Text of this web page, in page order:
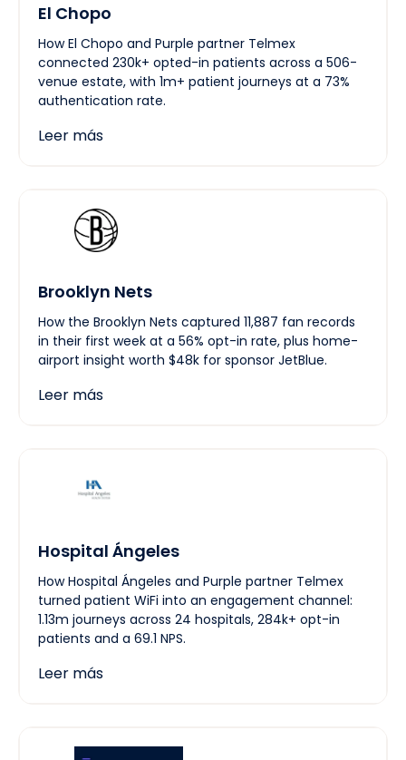
El Chopo
How El Chopo and Purple partner Telmex
connected 230k+ opted-in patients across a 506-
venue estate, with 1m+ patient journeys at a 73%
authentication rate.
Leer más
Brooklyn Nets
How the Brooklyn Nets captured 11,887 fan records
in their first week at a 56% opt-in rate, plus home-
airport insight worth $48k for sponsor JetBlue.
Leer más
Hospital Ángeles
How Hospital Ángeles and Purple partner Telmex
turned patient WiFi into an engagement channel:
1.13m journeys across 24 hospitals, 284k+ opt-in
patients and a 69.1 NPS.
Leer más